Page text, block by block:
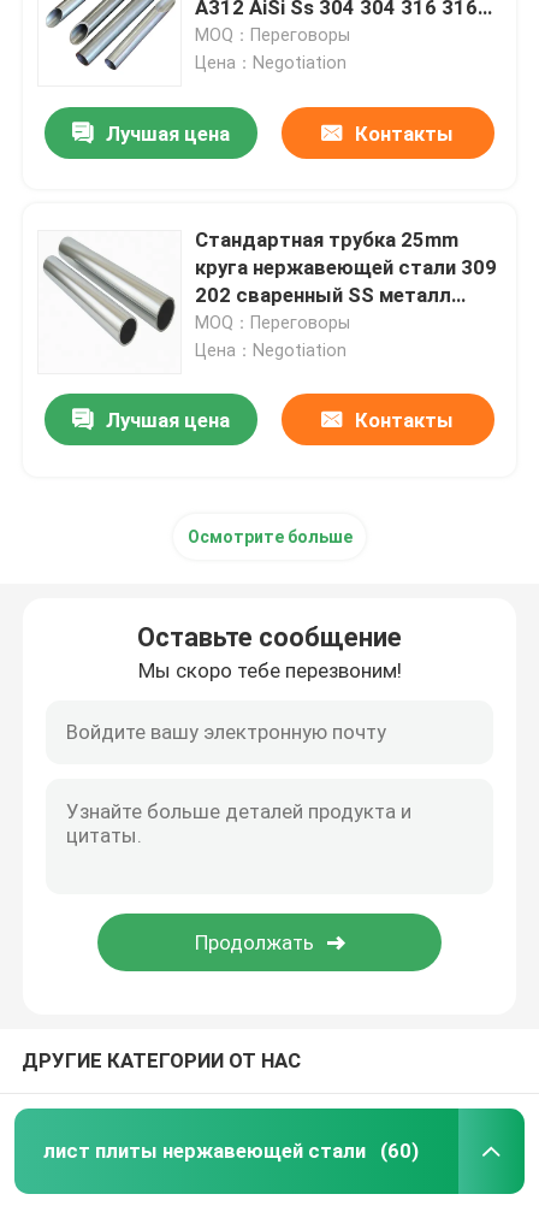
Гальванизированная стальная трубка
Катушка PPGI стальная
A312 AiSi Ss 304 304 316 316L
430 A312 Ss пускает Sch по
трубам 80
MOQ：Переговоры
Цена：Negotiation
Лучшая цена Контакты
Стандартная трубка 25mm
круга нержавеющей стали 309
202 сваренный SS металл
трубки Inox трубы
MOQ：Переговоры
Цена：Negotiation
Лучшая цена Контакты
Осмотрите больше
Оставьте сообщение
Мы скоро тебе перезвоним!
ДРУГИЕ КАТЕГОРИИ ОТ НАС
лист плиты нержавеющей стали (60)